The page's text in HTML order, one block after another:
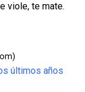
viole, te mate.
últimos años